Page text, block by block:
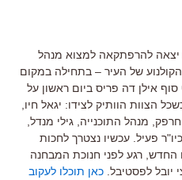
יצאה להרפתקאה למצוא מנהל
של העיר – בתחילה במקום
אילן דה פריס ביום ראשון על
הצוות הוותיק לצידו: יגאל חיו,
מנהל התוכנייה, גילי מנדל,
פעיל. עכשיו נצטרך לחכות
רגע לפני חנוכת המבחנה
לפסטיבל. כאן תוכלו לעקוב